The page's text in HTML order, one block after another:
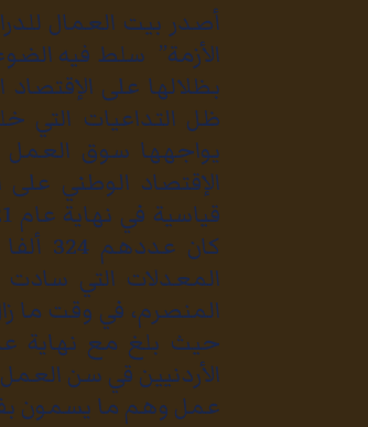
أصدر بيت العمال
الأزمة” سلط فيه
بظلالها على
ظل التداعيات التي
يواجهها سوق العمل
الإقتصاد الوطني
المعدلات التي سادت
المنصرم، في وقت ما
الأردنيين قي سن
عمل وهم ما يسمون